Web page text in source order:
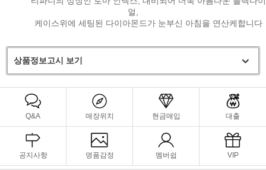
얼,
케이스위에 세팅된 다이아몬드가 눈부신 아침을 연산케합니다
상품정보고시 보기
Q&A 매장위치 현금매입 대출
공지사항 명품감정 멤버쉽 VIP